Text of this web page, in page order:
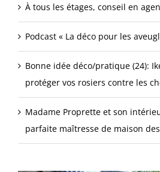
À tous les étages, conseil en
Podcast « La déco pour les
Bonne idée déco/pratique (24):
protéger vos rosiers contre les
Madame Proprette et son
parfaite maîtresse de maison